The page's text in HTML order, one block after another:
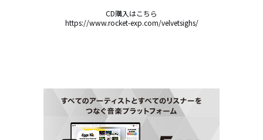
CD購入はこちら
https://www.rocket-exp.com/velvetsighs/